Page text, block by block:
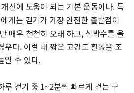
선에 도움이 되는 기본 운동이다. 특
게는 걷기가 가장 안전한 출발점이
매우 천천히 오래 하고, 심박수를 올
우다. 이럴 때 짧은 고강도 활동을 조
일 수 있다.
루 걷기 중 1~2분씩 빠르게 걷는 구